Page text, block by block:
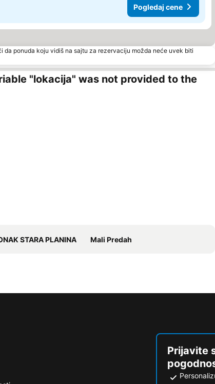
Pogledaj cene
ponuda koju vidiš na sajtu za rezervaciju možda neće uvek biti
"lokacija" was not provided to the
STARA PLANINA Mali Predah
Prijavite